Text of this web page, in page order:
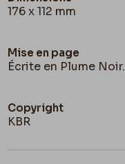
176 x 112 mm
Mise en page
Écrite en Plume Noir.
Copyright
KBR